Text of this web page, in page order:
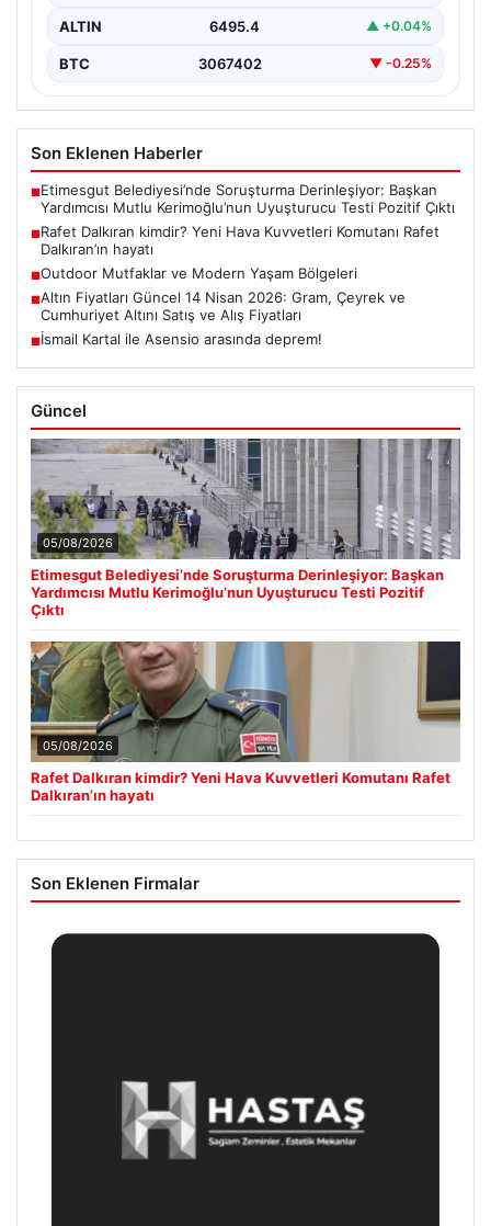
ALTIN 6495.4 ▲ +0.04%
BTC 3067402 ▼ -0.25%
Son Eklenen Haberler
■Etimesgut Belediyesi’nde Soruşturma Derinleşiyor: Başkan
Yardımcısı Mutlu Kerimoğlu’nun Uyuşturucu Testi Pozitif Çıktı
■Rafet Dalkıran kimdir? Yeni Hava Kuvvetleri Komutanı Rafet
Dalkıran’ın hayatı
■Outdoor Mutfaklar ve Modern Yaşam Bölgeleri
■Altın Fiyatları Güncel 14 Nisan 2026: Gram, Çeyrek ve
Cumhuriyet Altını Satış ve Alış Fiyatları
■İsmail Kartal ile Asensio arasında deprem!
Güncel
05/08/2026
Etimesgut Belediyesi’nde Soruşturma Derinleşiyor: Başkan
Yardımcısı Mutlu Kerimoğlu’nun Uyuşturucu Testi Pozitif
Çıktı
05/08/2026
Rafet Dalkıran kimdir? Yeni Hava Kuvvetleri Komutanı Rafet
Dalkıran’ın hayatı
Son Eklenen Firmalar